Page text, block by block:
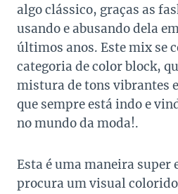
algo clássico, graças as
usando e abusando dela
últimos anos. Este mix se
categoria de color block,
mistura de tons vibrantes
que sempre está indo e
no mundo da moda!.
Esta é uma maneira super
procura um visual